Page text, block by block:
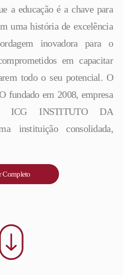
a educação é a chave para
uma história de excelência
inovadora para o
em capacitar
todo o seu potencial. O
fundado em 2008, empresa
ICG INSTITUTO DA
instituição consolidada,
Completo